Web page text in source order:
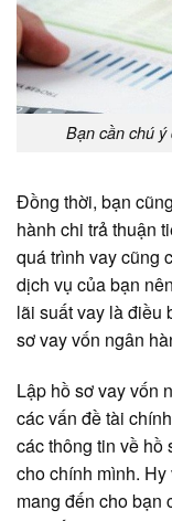
Bạn cần chú ý
Đồng thời, bạn
hành chi trả thuận
quá trình vay cũng
dịch vụ của bạn
lãi suất vay là điều
sơ vay vốn ngân
Lập hồ sơ vay vốn
các vấn đề tài
các thông tin về hồ
cho chính mình.
mang đến cho bạn